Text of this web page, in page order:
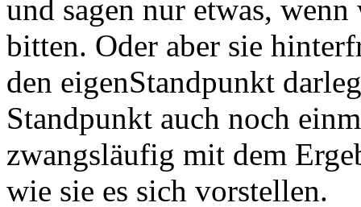
und sagen nur etwas,
bitten. Oder aber sie
den eigenStandpunkt
Standpunkt auch noch
zwangsläufig mit dem
wie sie es sich vorstellen.